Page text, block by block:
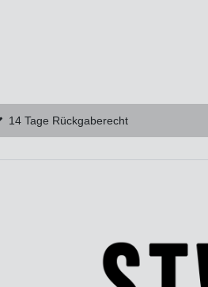
14 Tage Rückgaberecht